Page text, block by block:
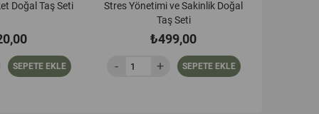
EKLE SEPETE EKLE
EKLE SEPETE EKLE
Sakinlik Doğal
SEPETE EKLE
Aşk ve İlişkiler Doğal Taş Seti
₺499,00
SEPETE EKLE